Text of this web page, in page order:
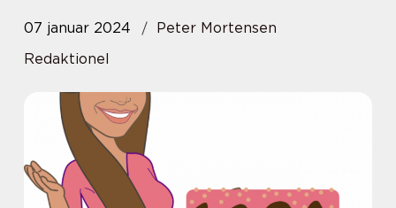
07 januar 2024
Peter Mortensen
Redaktionel